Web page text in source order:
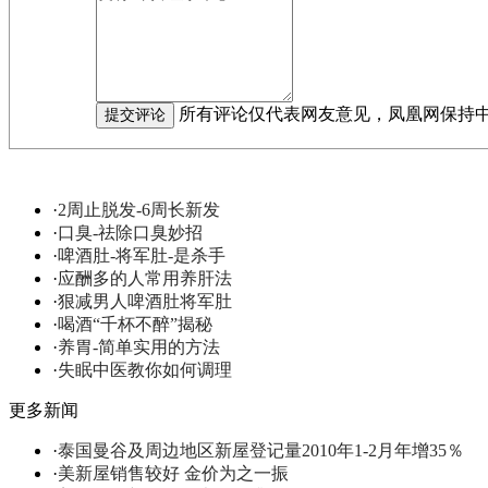
所有评论仅代表网友意见，凤凰网保持
·2周止脱发-6周长新发
·口臭-祛除口臭妙招
·啤酒肚-将军肚-是杀手
·应酬多的人常用养肝法
·狠减男人啤酒肚将军肚
·喝酒“千杯不醉”揭秘
·养胃-简单实用的方法
·失眠中医教你如何调理
更多新闻
·泰国曼谷及周边地区新屋登记量2010年1-2月年增35％
·美新屋销售较好 金价为之一振